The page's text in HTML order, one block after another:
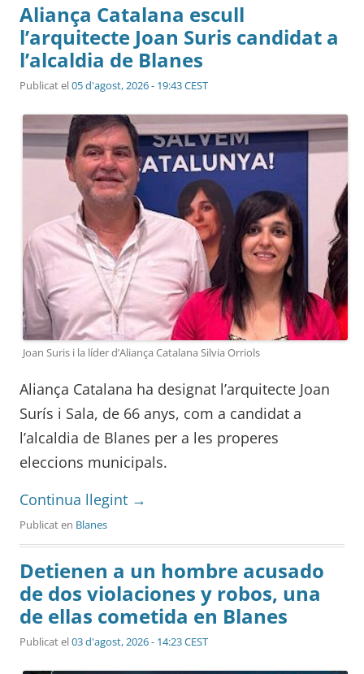
Aliança Catalana escull
l’arquitecte Joan Suris candidat a
l’alcaldia de Blanes
Publicat el05 d'agost, 2026 - 19:43 CEST
Joan Suris i la líder d’Aliança Catalana Silvia Orriols
Aliança Catalana ha designat l’arquitecte Joan
Surís i Sala, de 66 anys, com a candidat a
l’alcaldia de Blanes per a les properes
eleccions municipals.
Continua llegint →
Publicat en Blanes
Detienen a un hombre acusado
de dos violaciones y robos, una
de ellas cometida en Blanes
Publicat el03 d'agost, 2026 - 14:23 CEST